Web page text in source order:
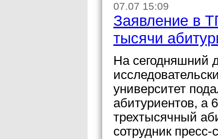
07.07 15:09
Заявление в
тысячи
На сегодняшний
университет
абитуриентов, а
трехтысячный
сотрудник